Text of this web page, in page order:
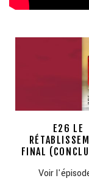
E26 LE
FINAL
Voir